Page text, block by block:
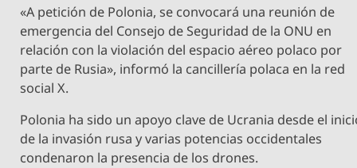
«A petición de Polonia, se convocará una reunión de
emergencia del Consejo de Seguridad de la ONU en
relación con la violación del espacio aéreo polaco por
parte de Rusia», informó la cancillería polaca en la red
social X.
Polonia ha sido un apoyo clave de Ucrania desde el
de la invasión rusa y varias potencias occidentales
condenaron la presencia de los drones.